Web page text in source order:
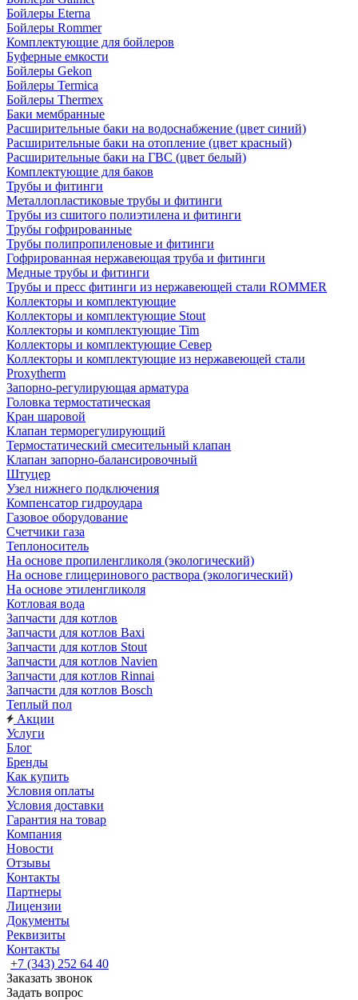
Бойлеры Eterna
Бойлеры Rommer
Комплектующие для бойлеров
Буферные емкости
Бойлеры Gekon
Бойлеры Termica
Бойлеры Thermex
Баки мембранные
Расширительные баки на водоснабжение (цвет синий)
Расширительные баки на отопление (цвет красный)
Расширительные баки на ГВС (цвет белый)
Комплектующие для баков
Трубы и фитинги
Металлопластиковые трубы и фитинги
Трубы из сшитого полиэтилена и фитинги
Трубы гофрированные
Трубы полипропиленовые и фитинги
Гофрированная нержавеющая труба и фитинги
Медные трубы и фитинги
Трубы и пресс фитинги из нержавеющей стали ROMMER
Коллекторы и комплектующие
Коллекторы и комплектующие Stout
Коллекторы и комплектующие Tim
Коллекторы и комплектующие Север
Коллекторы и комплектующие из нержавеющей стали
Proxytherm
Запорно-регулирующая арматура
Головка термостатическая
Кран шаровой
Клапан терморегулирующий
Термостатический смесительный клапан
Клапан запорно-балансировочный
Штуцер
Узел нижнего подключения
Компенсатор гидроудара
Газовое оборудование
Счетчики газа
Теплоноситель
На основе пропиленгликоля (экологический)
На основе глицеринового раствора (экологический)
На основе этиленгликоля
Котловая вода
Запчасти для котлов
Запчасти для котлов Baxi
Запчасти для котлов Stout
Запчасти для котлов Navien
Запчасти для котлов Rinnai
Запчасти для котлов Bosch
Теплый пол
Акции
Услуги
Блог
Бренды
Как купить
Условия оплаты
Условия доставки
Гарантия на товар
Компания
Новости
Отзывы
Контакты
Партнеры
Лицензии
Документы
Реквизиты
Контакты
+7 (343) 252 64 40
Заказать звонок
Задать вопрос